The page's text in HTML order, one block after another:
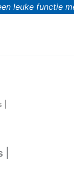
leuke functie